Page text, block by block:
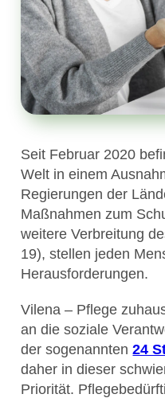
Seit Februar 2020
Welt in einem
Regierungen der
Maßnahmen zum
weitere Verbreitung
19), stellen jeden
Herausforderungen.
Vilena – Pflege
an die soziale
der sogenannten24
daher in dieser
Priorität.